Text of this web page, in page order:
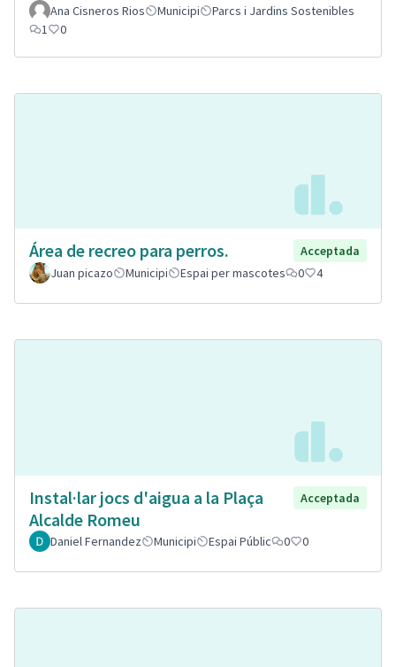
Ana Cisneros Rios
Municipi
Parcs i Jardins Sostenibles
1
0
Área de recreo para perros.
Acceptada
Juan picazo
Municipi Espai per mascotes 0 4
Instal·lar jocs d'aigua a la Plaça
Alcalde Romeu
Acceptada
Daniel Fernandez Municipi Espai Públic 0 0